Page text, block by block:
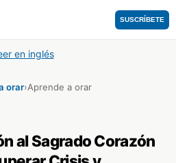
SUSCRÍBETE
en inglés
orar›Aprende a orar
al Sagrado Corazón